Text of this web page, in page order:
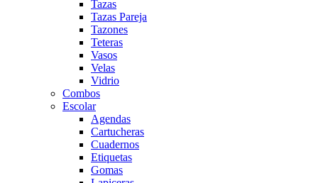
Tazas
Tazas Pareja
Tazones
Teteras
Vasos
Velas
Vidrio
Combos
Escolar
Agendas
Cartucheras
Cuadernos
Etiquetas
Gomas